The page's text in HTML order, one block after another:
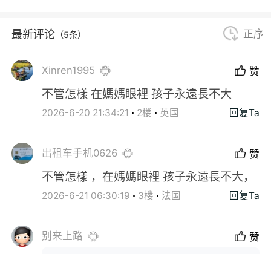
最新评论 （5条） 正序
Xinren1995 赞
不管怎樣 在媽媽眼裡 孩子永遠長不大
2026-6-20 21:34:21 2楼 英国 回复Ta
出租车手机0626 赞
不管怎樣 ，在媽媽眼裡 孩子永遠長不大，
2026-6-21 06:30:19 3楼 法国 回复Ta
别来上路 赞